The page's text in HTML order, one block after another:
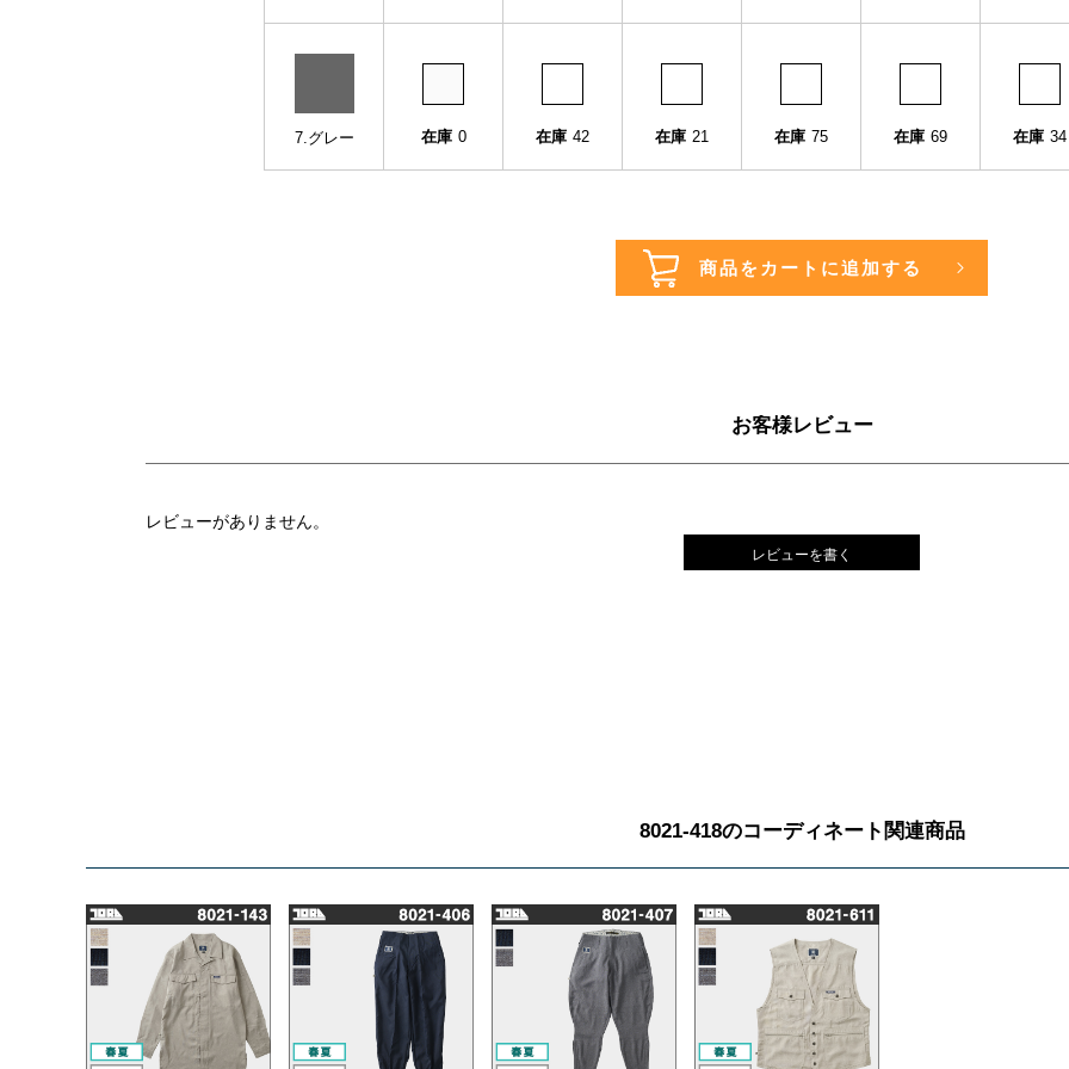
7.グレー 在庫 0 在庫 42 在庫 21 在庫 75 在庫 69 在庫 34
お客様レビュー
レビューがありません。
レビューを書く
8021-418のコーディネート関連商品